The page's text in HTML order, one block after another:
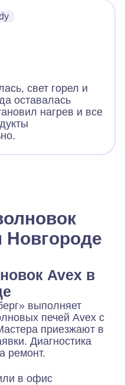
свет горел и
оставалась
нагрев и все
Avex в
выполняет
печей Avex с
приезжают в
Диагностика
ремонт.
в офис